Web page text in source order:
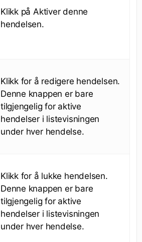
Klikk på Aktiver denne
hendelsen.
Klikk for å redigere hendelsen.
Denne knappen er bare
tilgjengelig for aktive
hendelser i listevisningen
under hver hendelse.
Klikk for å lukke hendelsen.
Denne knappen er bare
tilgjengelig for aktive
hendelser i listevisningen
under hver hendelse.